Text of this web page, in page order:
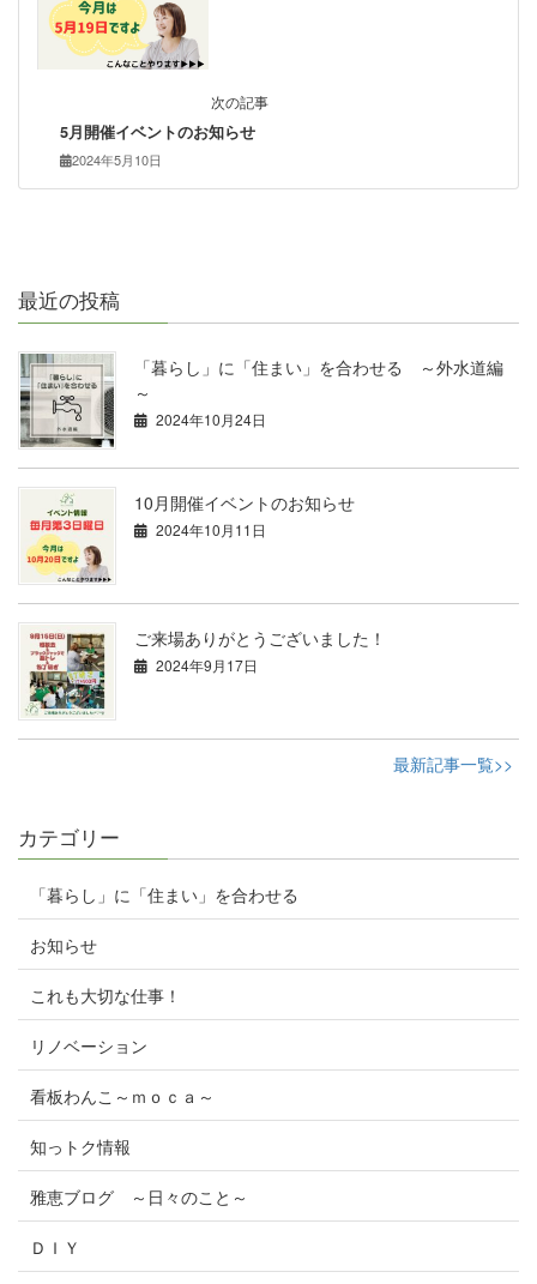
次の記事
5月開催イベントのお知らせ
2024年5月10日
最近の投稿
「暮らし」に「住まい」を合わせる ～外水道編
～
2024年10月24日
10月開催イベントのお知らせ
2024年10月11日
ご来場ありがとうございました！
2024年9月17日
最新記事一覧>>
カテゴリー
「暮らし」に「住まい」を合わせる
お知らせ
これも大切な仕事！
リノベーション
看板わんこ～ｍｏｃａ～
知っトク情報
雅恵ブログ ～日々のこと～
ＤＩＹ